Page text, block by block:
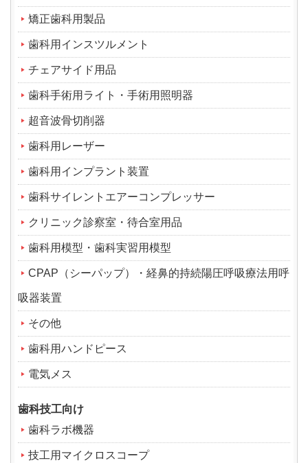
矯正歯科用製品
歯科用インスツルメント
チェアサイド用品
歯科手術用ライト・手術用照明器
超音波骨切削器
歯科用レーザー
歯科用インプラント装置
歯科サイレントエアーコンプレッサー
クリニック診察室・待合室用品
歯科用模型・歯科実習用模型
CPAP（シーパップ）・経鼻的持続陽圧呼吸療法用呼
吸器装置
その他
歯科用ハンドピース
電気メス
歯科技工向け
歯科ラボ機器
技工用マイクロスコープ